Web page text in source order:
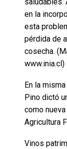
en la
esta
pérdida de
cosecha.
www.inia.cl)
En la
Pino dictó
como
Agricultura
Vinos